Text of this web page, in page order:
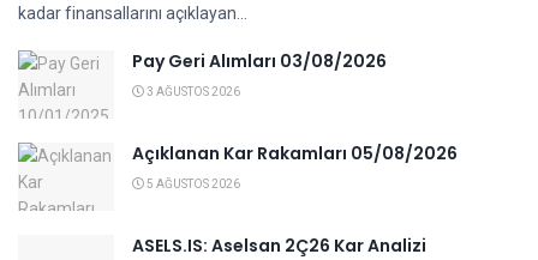
kadar finansallarını açıklayan...
Pay Geri Alımları 03/08/2026
3 AĞUSTOS 2026
Açıklanan Kar Rakamları 05/08/2026
5 AĞUSTOS 2026
ASELS.IS: Aselsan 2Ç26 Kar Analizi